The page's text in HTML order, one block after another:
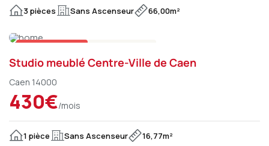
3 pièces Sans Ascenseur 66,00m²
Studio meublé Centre-Ville de Caen
Caen 14000
430€/mois
1 pièce Sans Ascenseur 16,77m²